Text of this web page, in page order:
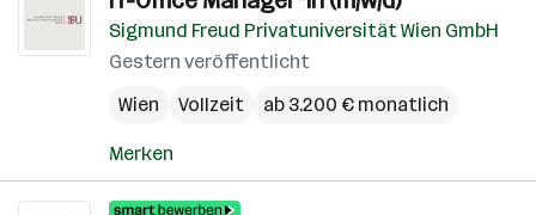
Sigmund Freud Privatuniversität Wien GmbH
Gestern veröffentlicht
Wien
Vollzeit ab 3.200 € monatlich
Merken